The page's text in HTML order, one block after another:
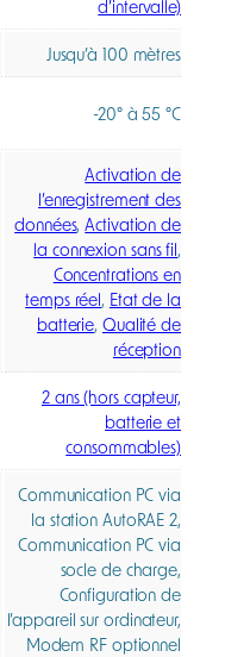
d’intervalle)
Jusqu’à 100 mètres
-20° à 55 °C
Activation de
l’enregistrement des
données,Activation de
la connexion sans fil,
Concentrations en
temps réel, Etat de la
batterie, Qualité de
réception
2 ans (hors capteur,
batterie et
consommables)
Communication PC via
la station AutoRAE 2,
Communication PC via
socle de charge,
Configuration de
l’appareil sur ordinateur,
Modem RF optionnel